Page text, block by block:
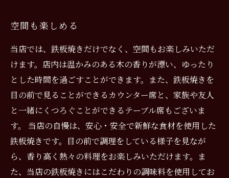
空間も楽しめる
当店では、鉄板焼きだけでなく、空間もお楽しみいただ
けます。店内は温かみのある木の香りが漂い、ゆったり
とした時間を過ごすことができます。また、鉄板焼きを
目の前で見ることができるカウンター席と、家族や友人
と一緒にくつろぐことができるテーブル席もございま
す。 当店の自慢は、安心・安全で新鮮な食材を使用した
鉄板焼きです。目の前で調理をしている様子を見なが
ら、香り高く熱々の料理をお楽しみいただけます。ま
た、当店の鉄板焼きにはこだわりの調味料を使用してお